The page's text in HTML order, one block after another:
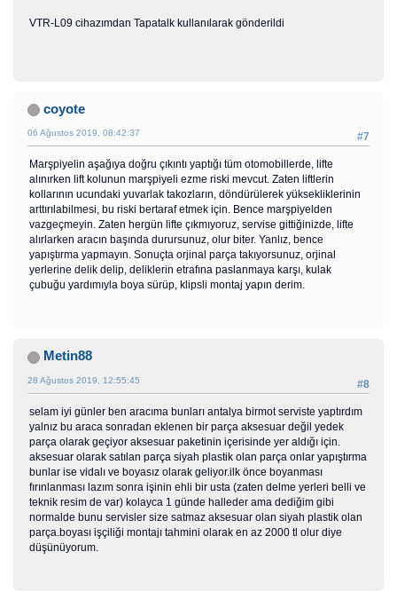
VTR-L09 cihazımdan Tapatalk kullanılarak gönderildi
coyote
#7
06 Ağustos 2019, 08:42:37
Marşpiyelin aşağıya doğru çıkıntı yaptığı tüm otomobillerde, lifte
alınırken lift kolunun marşpiyeli ezme riski mevcut. Zaten liftlerin
kollarının ucundaki yuvarlak takozların, döndürülerek yüksekliklerinin
arttırılabilmesi, bu riski bertaraf etmek için. Bence marşpiyelden
vazgeçmeyin. Zaten hergün lifte çıkmıyoruz, servise gittiğinizde, lifte
alırlarken aracın başında durursunuz, olur biter. Yanlız, bence
yapıştırma yapmayın. Sonuçta orjinal parça takıyorsunuz, orjinal
yerlerine delik delip, deliklerin etrafına paslanmaya karşı, kulak
çubuğu yardımıyla boya sürüp, klipsli montaj yapın derim.
Metin88
#8
28 Ağustos 2019, 12:55:45
selam iyi günler ben aracıma bunları antalya birmot serviste yaptırdım
yalnız bu araca sonradan eklenen bir parça aksesuar değil yedek
parça olarak geçiyor aksesuar paketinin içerisinde yer aldığı için.
aksesuar olarak satılan parça siyah plastik olan parça onlar yapıştırma
bunlar ise vidalı ve boyasız olarak geliyor.ilk önce boyanması
fırınlanması lazım sonra işinin ehli bir usta (zaten delme yerleri belli ve
teknik resim de var) kolayca 1 günde halleder ama dediğim gibi
normalde bunu servisler size satmaz aksesuar olan siyah plastik olan
parça.boyası işçiliği montajı tahmini olarak en az 2000 tl olur diye
düşünüyorum.